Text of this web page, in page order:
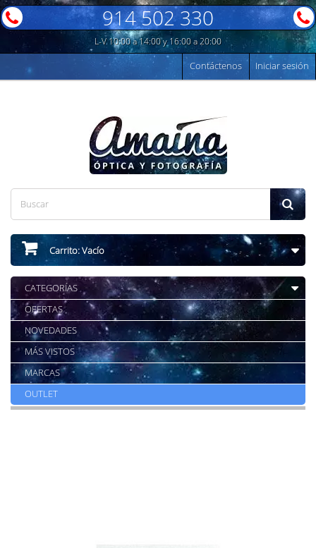
914 502 330
L-V 10:00 a 14:00 y 16:00 a 20:00
Iniciar sesión
Contáctenos
Carrito:Vacío
CATEGORÍAS
OFERTAS
NOVEDADES
MÁS VISTOS
MARCAS
OUTLET